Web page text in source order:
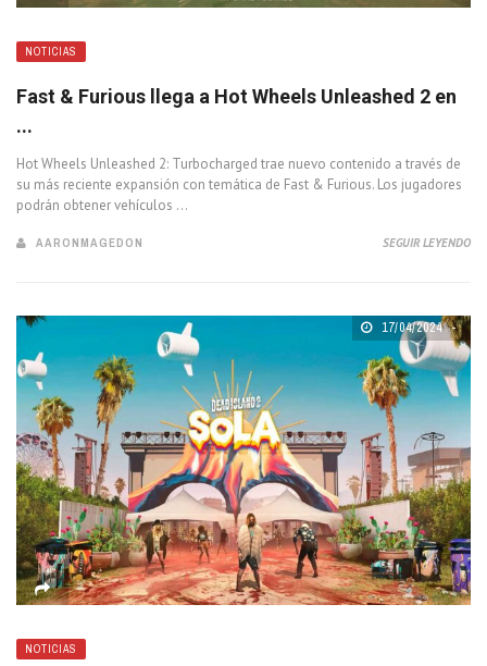
NOTICIAS
Fast & Furious llega a Hot Wheels Unleashed 2 en
...
Hot Wheels Unleashed 2: Turbocharged trae nuevo contenido a través de
su más reciente expansión con temática de Fast & Furious. Los jugadores
podrán obtener vehículos ...
AARONMAGEDON SEGUIR LEYENDO
17/04/2024
NOTICIAS